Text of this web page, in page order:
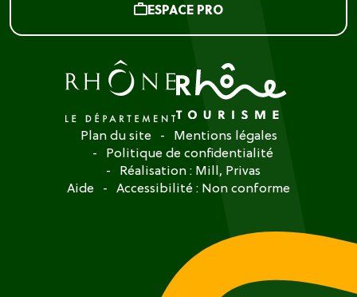
ESPACE PRO
Plan du site
Mentions légales
Politique de confidentialité
Réalisation : Mill, Privas
Aide
Accessibilité : Non conforme